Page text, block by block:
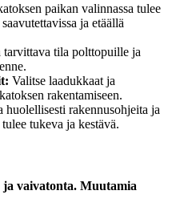
paikan valinnassa tulee
ja etäällä
tarvittava tila polttopuille ja
Valitse laadukkaat ja
rakentamiseen.
huolellisesti rakennusohjeita ja
tukeva ja kestävä.
vaivatonta. Muutamia